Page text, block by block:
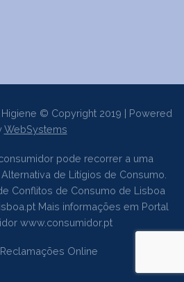
© Copyright 2019 | Powered
WebSystems
pode recorrer a uma
de Litígios de Consumo.
Conflitos de Consumo de Lisboa
Mais informações em Portal
www.consumidor.pt
Online